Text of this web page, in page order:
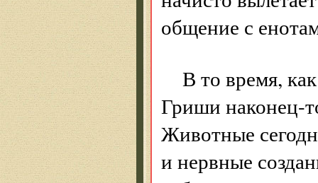
общение с
В то время,
Гриши наконец-
Животные
и нервные